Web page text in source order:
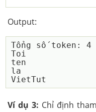
Output:
Tổng số token: 4
Toi
ten
la
Ví dụ 3: Chỉ định